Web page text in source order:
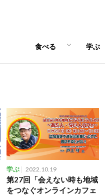
食べる 学ぶ
学ぶ 2022.10.19
第27回「会えない時も地域
をつなぐオンラインカフェ